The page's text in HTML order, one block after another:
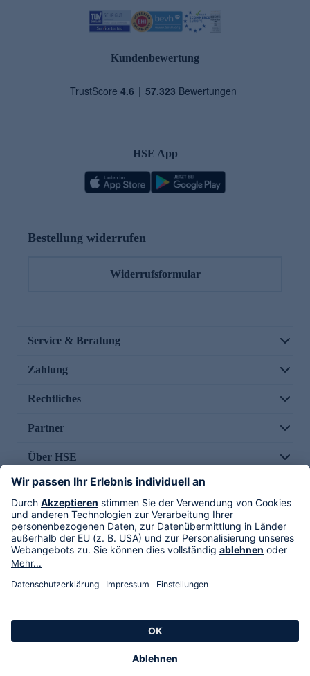
Kundenbewertung
HSE App
Bestellung widerrufen
Widerrufsformular
Service & Beratung
Zahlung
Rechtliches
Partner
Über HSE
Im TV
HSE International